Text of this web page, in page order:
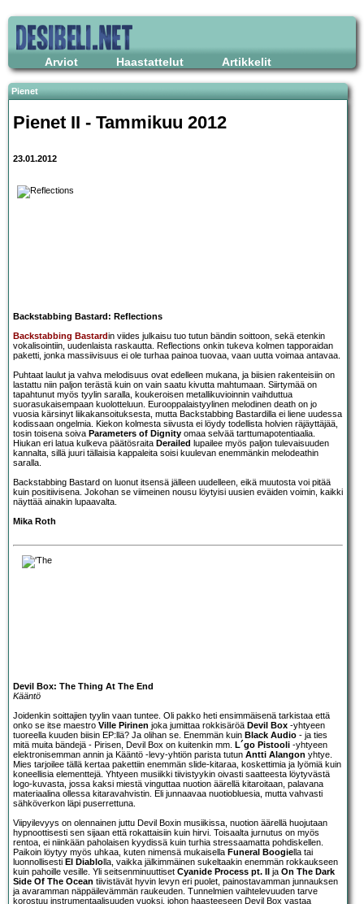
Arviot Haastattelut Artikkelit
Pienet
Pienet II - Tammikuu 2012
23.01.2012
Backstabbing Bastard: Reflections
Backstabbing Bastardin viides julkaisu tuo tutun bändin soittoon, sekä etenkin
vokalisointiin, uudenlaista raskautta. Reflections onkin tukeva kolmen tapporaidan
paketti, jonka massiivisuus ei ole turhaa painoa tuovaa, vaan uutta voimaa antavaa.
Puhtaat laulut ja vahva melodisuus ovat edelleen mukana, ja biisien rakenteisiin on
lastattu niin paljon terästä kuin on vain saatu kivutta mahtumaan. Siirtymää on
tapahtunut myös tyylin saralla, koukeroisen metallikuvioinnin vaihduttua
suorasukaisempaan kuolotteluun. Eurooppalaistyylinen melodinen death on jo
vuosia kärsinyt liikakansoituksesta, mutta Backstabbing Bastardilla ei liene uudessa
kodissaan ongelmia. Kiekon kolmesta siivusta ei löydy todellista holvien räjäyttäjää,
tosin toisena soiva Parameters of Dignity omaa selvää tarttumapotentiaalia.
Hiukan eri latua kulkeva päätösraita Derailed lupailee myös paljon tulevaisuuden
kannalta, sillä juuri tällaisia kappaleita soisi kuulevan enemmänkin melodeathin
saralla.
Backstabbing Bastard on luonut itsensä jälleen uudelleen, eikä muutosta voi pitää
kuin positiivisena. Jokohan se viimeinen nousu löytyisi uusien eväiden voimin, kaikki
näyttää ainakin lupaavalta.
Mika Roth
Devil Box: The Thing At The End
Kääntö
Joidenkin soittajien tyylin vaan tuntee. Oli pakko heti ensimmäisenä tarkistaa että
onko se itse maestro Ville Pirinen joka jumittaa rokkisäröä Devil Box -yhtyeen
tuoreella kuuden biisin EP:llä? Ja olihan se. Enemmän kuin Black Audio - ja ties
mitä muita bändejä - Pirisen, Devil Box on kuitenkin mm. L´go Pistooli -yhtyeen
elektronisemman annin ja Kääntö -levy-yhtiön parista tutun Antti Alangon yhtye.
Mies tarjoilee tällä kertaa pakettiin enemmän slide-kitaraa, koskettimia ja lyömiä kuin
koneellisia elementtejä. Yhtyeen musiikki tiivistyykin oivasti saatteesta löytyvästä
logo-kuvasta, jossa kaksi miestä vinguttaa nuotion äärellä kitaroitaan, palavana
materiaalina ollessa kitaravahvistin. Eli junnaavaa nuotiobluesia, mutta vahvasti
sähköverkon läpi puserrettuna.
Viipyilevyys on olennainen juttu Devil Boxin musiikissa, nuotion äärellä huojutaan
hypnoottisesti sen sijaan että rokattaisiin kuin hirvi. Toisaalta jurnutus on myös
rentoa, ei niinkään paholaisen kyydissä kuin turhia stressaamatta pohdiskellen.
Paikoin löytyy myös uhkaa, kuten nimensä mukaisella Funeral Boogiella tai
luonnollisesti El Diablolla, vaikka jälkimmäinen sukeltaakin enemmän rokkaukseen
kuin pahoille vesille. Yli seitsenminuuttiset Cyanide Process pt. II ja On The Dark
Side Of The Ocean tiivistävät hyvin levyn eri puolet, painostavamman junnauksen
ja avaramman näppäilevämmän raukeuden. Tunnelmien vaihtelevuuden tarve
korostuu instrumentaalisuuden vuoksi, johon haasteeseen Devil Box vastaa